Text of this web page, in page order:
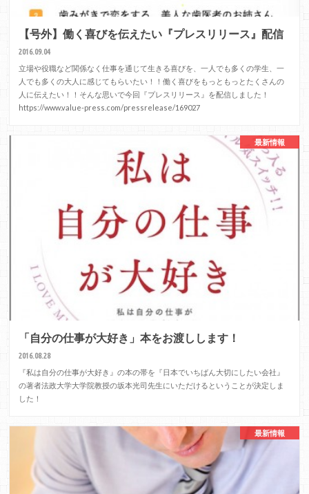
【号外】働く喜びを伝えたい『プレスリリース』配信
2016.09.04
立場や役職など関係なく仕事を通じて生きる喜びを、一人でも多くの学生、一
人でも多くの大人に感じてもらいたい！！働く喜びをもっともっとたくさんの
人に伝えたい！！そんな思いで今回『プレスリリース』を配信しました！
https://www.value-press.com/pressrelease/169027
最新情報
「自分の仕事が大好き」本をお渡しします！
2016.08.28
『私は自分の仕事が大好き』の本の帯を『日本でいちばん大切にしたい会社』
の著者法政大学大学院教授の坂本光司先生にいただけるということが決定しま
した！
最新情報